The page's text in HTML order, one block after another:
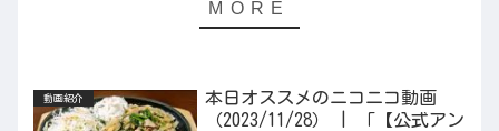
動画紹介
本日オススメのニコニコ動画
（2023/11/28） | 「【公式アン